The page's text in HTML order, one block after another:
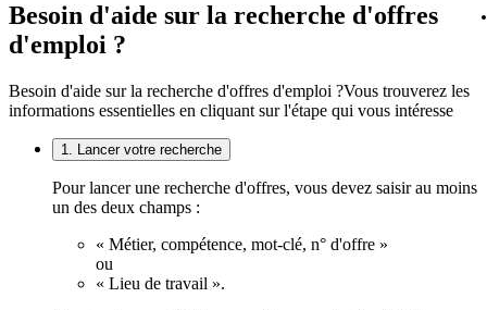
Besoin d'aide sur la recherche d'offres
d'emploi ?
Besoin d'aide sur la recherche d'offres d'emploi ?Vous trouverez les
informations essentielles en cliquant sur l'étape qui vous intéresse
1. Lancer votre recherche
Pour lancer une recherche d'offres, vous devez saisir au moins
un des deux champs :
« Métier, compétence, mot-clé, n° d'offre »
ou
« Lieu de travail ».